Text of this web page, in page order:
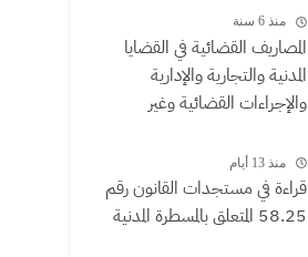
منذ 6 سنة
المصاريف القضائية في القضايا
المدنية والتجارية والإدارية
والإجراءات القضائية وغير
الموثقون
منذ 13 أيام
​قراءة في مستجدات القانون رقم
58.25 المتعلق بالمسطرة المدنية